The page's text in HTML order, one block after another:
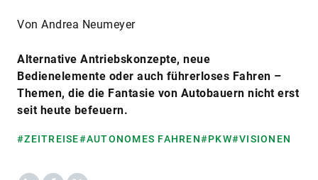
Von Andrea Neumeyer
Alternative Antriebskonzepte, neue
Bedienelemente oder auch führerloses Fahren –
Themen, die die Fantasie von Autobauern nicht erst
seit heute befeuern.
#ZEITREISE#AUTONOMES FAHREN#PKW#VISIONEN